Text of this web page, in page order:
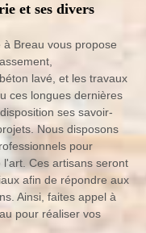
et ses divers
Breau vous propose
lavé, et les travaux
ces longues dernières
ses savoir-
Nous disposons
pour
Ces artisans seront
afin de répondre aux
Ainsi, faites appel à
pour réaliser vos